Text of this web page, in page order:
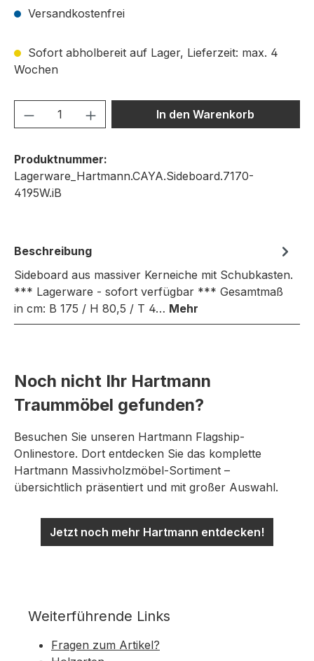
Versandkostenfrei
Sofort abholbereit auf Lager, Lieferzeit: max. 4
Wochen
Produkt Anzahl: Gib denIn den Warenkorb
Produktnummer:
Lagerware_Hartmann.CAYA.Sideboard.7170-
4195W.iB
Beschreibung
Sideboard aus massiver Kerneiche mit Schubkasten.
*** Lagerware - sofort verfügbar *** Gesamtmaß
in cm: B 175 / H 80,5 / T 4… Mehr
Noch nicht Ihr Hartmann
Traummöbel gefunden?
Besuchen Sie unseren Hartmann Flagship-
Onlinestore. Dort entdecken Sie das komplette
Hartmann Massivholzmöbel-Sortiment –
übersichtlich präsentiert und mit großer Auswahl.
Jetzt noch mehr Hartmann entdecken!
Weiterführende Links
Fragen zum Artikel?